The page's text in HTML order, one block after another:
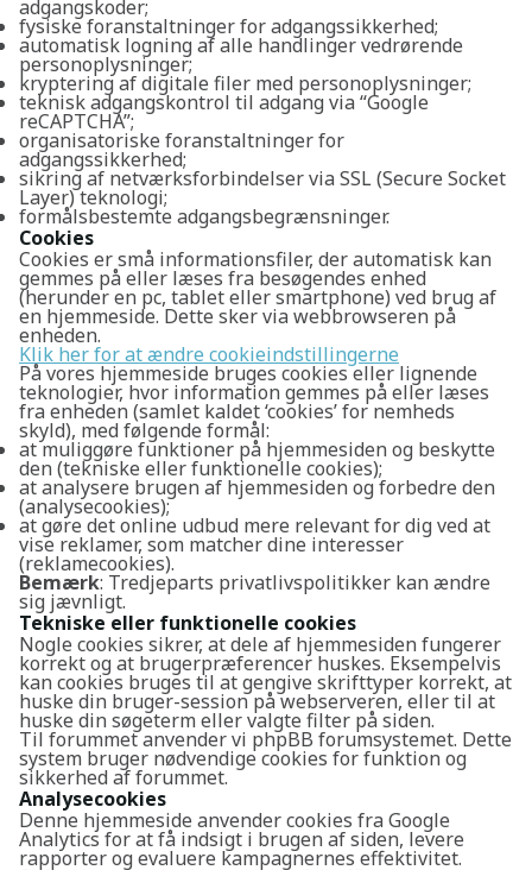
Søg
adgangskoder;
fysiske foranstaltninger for adgangssikkerhed;
automatisk logning af alle handlinger vedrørende
personoplysninger;
kryptering af digitale filer med personoplysninger;
teknisk adgangskontrol til adgang via “Google
reCAPTCHA”;
organisatoriske foranstaltninger for
adgangssikkerhed;
sikring af netværksforbindelser via SSL (Secure Socket
Layer) teknologi;
formålsbestemte adgangsbegrænsninger.
Cookies
Cookies er små informationsfiler, der automatisk kan
gemmes på eller læses fra besøgendes enhed
(herunder en pc, tablet eller smartphone) ved brug af
en hjemmeside. Dette sker via webbrowseren på
enheden.
Klik her for at ændre cookieindstillingerne
På vores hjemmeside bruges cookies eller lignende
teknologier, hvor information gemmes på eller læses
fra enheden (samlet kaldet ‘cookies’ for nemheds
skyld), med følgende formål:
at muliggøre funktioner på hjemmesiden og beskytte
den (tekniske eller funktionelle cookies);
at analysere brugen af hjemmesiden og forbedre den
(analysecookies);
at gøre det online udbud mere relevant for dig ved at
vise reklamer, som matcher dine interesser
(reklamecookies).
Bemærk: Tredjeparts privatlivspolitikker kan ændre
sig jævnligt.
Tekniske eller funktionelle cookies
Nogle cookies sikrer, at dele af hjemmesiden fungerer
korrekt og at brugerpræferencer huskes. Eksempelvis
kan cookies bruges til at gengive skrifttyper korrekt, at
huske din bruger-session på webserveren, eller til at
huske din søgeterm eller valgte filter på siden.
Til forummet anvender vi phpBB forumsystemet. Dette
system bruger nødvendige cookies for funktion og
sikkerhed af forummet.
Analysecookies
Denne hjemmeside anvender cookies fra Google
Analytics for at få indsigt i brugen af siden, levere
rapporter og evaluere kampagnernes effektivitet.